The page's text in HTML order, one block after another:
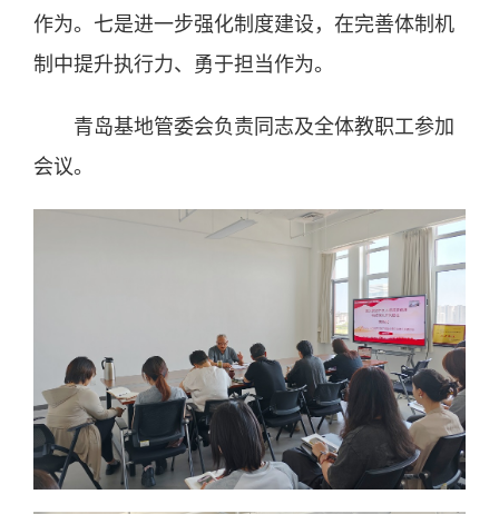
作为。七是进一步强化制度建设，在完善体制机
制中提升执行力、勇于担当作为。
青岛基地管委会负责同志及全体教职工参加
会议。